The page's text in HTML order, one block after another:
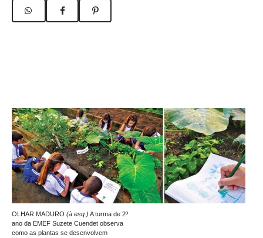
OLHAR MADURO (à esq.) A turma de 2º
ano da EMEF Suzete Cuendet observa
como as plantas se desenvolvem